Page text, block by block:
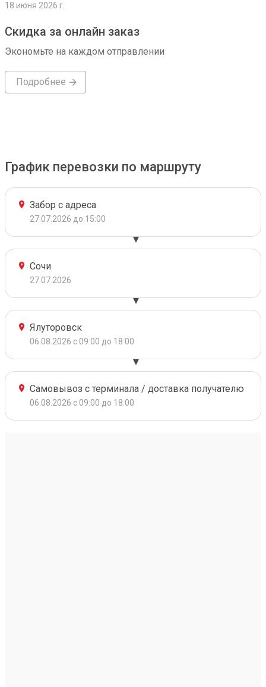
18 июня 2026 г.
Скидка за онлайн заказ
Экономьте на каждом отправлении
Подробнее
График перевозки по маршруту
Забор с адреса
27.07.2026 до 15:00
Сочи
27.07.2026
Ялуторовск
06.08.2026 с 09:00 до 18:00
Самовывоз с терминала / доставка получателю
06.08.2026 с 09:00 до 18:00